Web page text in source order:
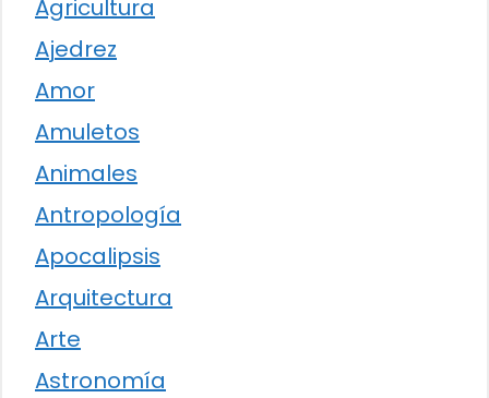
Agricultura
Ajedrez
Amor
Amuletos
Animales
Antropología
Apocalipsis
Arquitectura
Arte
Astronomía